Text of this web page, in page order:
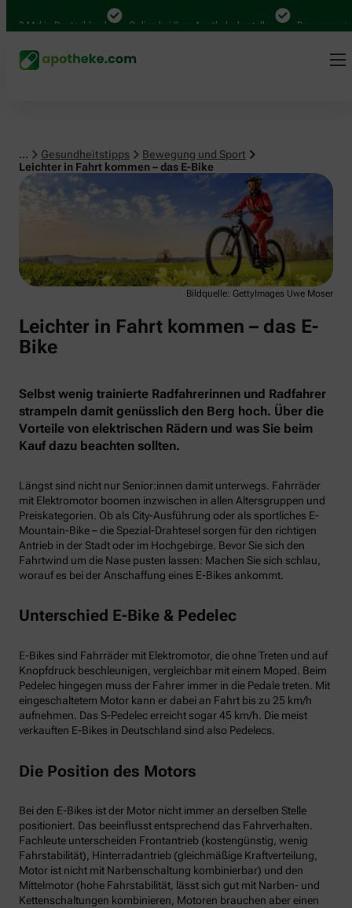
Mal in Deutschland Online bei Ihrer Apotheke bestellen Bequem
... Gesundheitstipps
Bewegung und Sport
Leichter in Fahrt kommen – das E-Bike
Bewegung und Sport
Bildquelle: GettyImages Uwe Moser
Leichter in Fahrt kommen – das E-
Bike
Selbst wenig trainierte Radfahrerinnen und Radfahrer
strampeln damit genüsslich den Berg hoch. Über die
Vorteile von elektrischen Rädern und was Sie beim
Kauf dazu beachten sollten.
Längst sind nicht nur Senior:innen damit unterwegs. Fahrräder
mit Elektromotor boomen inzwischen in allen Altersgruppen und
Preiskategorien. Ob als City-Ausführung oder als sportliches E-
Mountain-Bike – die Spezial-Drahtesel sorgen für den richtigen
Antrieb in der Stadt oder im Hochgebirge. Bevor Sie sich den
Fahrtwind um die Nase pusten lassen: Machen Sie sich schlau,
worauf es bei der Anschaffung eines E-Bikes ankommt.
Unterschied E-Bike & Pedelec
E-Bikes sind Fahrräder mit Elektromotor, die ohne Treten und auf
Knopfdruck beschleunigen, vergleichbar mit einem Moped. Beim
Pedelec hingegen muss der Fahrer immer in die Pedale treten. Mit
eingeschaltetem Motor kann er dabei an Fahrt bis zu 25 km/h
aufnehmen. Das S-Pedelec erreicht sogar 45 km/h. Die meist
verkauften E-Bikes in Deutschland sind also Pedelecs.
Die Position des Motors
Bei den E-Bikes ist der Motor nicht immer an derselben Stelle
positioniert. Das beeinflusst entsprechend das Fahrverhalten.
Fachleute unterscheiden Frontantrieb (kostengünstig, wenig
Fahrstabilität), Hinterradantrieb (gleichmäßige Kraftverteilung,
Motor ist nicht mit Narbenschaltung kombinierbar) und den
Mittelmotor (hohe Fahrstabilität, lässt sich gut mit Narben- und
Kettenschaltungen kombinieren, Motoren brauchen aber einen